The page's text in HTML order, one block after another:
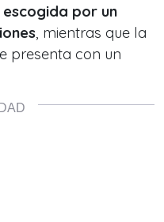
por un
, mientras que la
presenta con un